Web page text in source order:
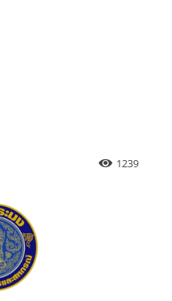
1239